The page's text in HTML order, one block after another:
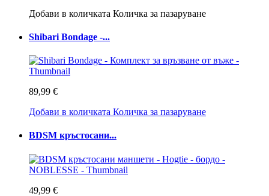
Добави в количката Количка за пазаруване
Shibari Bondage -...
89,99 €
Добави в количката Количка за пазаруване
BDSM кръстосани...
49,99 €